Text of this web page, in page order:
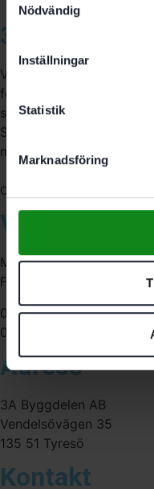
Nödvändig
Inställningar
Statistik
Marknadsföring
3A Byggdelen
Vi är återförsäljare av
förbrukningsmaterial. Vi
serviceverkstad i
Sverige. Av oss får du
medarbetare med
Org. nr:
Våra
Måndag-Torsdag:
Fredag:
07:00-16:00
07:00-15:00
Adress
3A Byggdelen AB
Vendelsövägen 35
135 51 Tyresö
Kontakt